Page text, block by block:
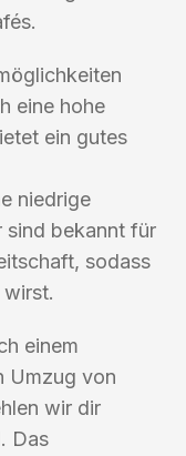
eine hohe
ein gutes
niedrige
sind bekannt für
sodass
einem
Umzug von
wir dir
Das